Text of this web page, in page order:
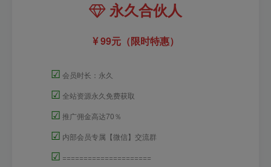
永久合伙人
99元（限时特惠）
☑ 会员时长：永久
☑ 全站资源永久免费获取
☑ 推广佣金高达70％
☑ 内部会员专属【微信】交流群
☑ =====================